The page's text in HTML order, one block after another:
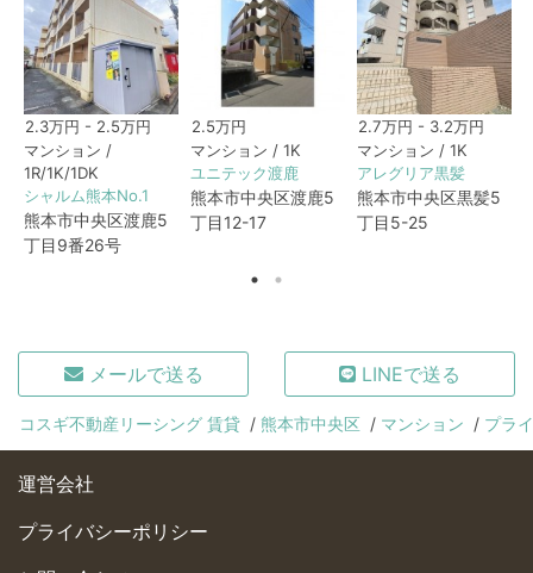
2.3万円 - 2.5万円
マンション /
1R/1K/1DK
シャルム熊本No.1
熊本市中央区渡鹿5
丁目9番26号
2.5万円
マンション / 1K
ユニテック渡鹿
熊本市中央区渡鹿5
丁目12-17
2.7万円 - 3.2万円
マンション / 1K
アレグリア黒髪
熊本市中央区黒髪5
丁目5-25
メールで送る LINEで送る
コスギ不動産リーシング 賃貸 熊本市中央区 マンション プラ
運営会社
プライバシーポリシー